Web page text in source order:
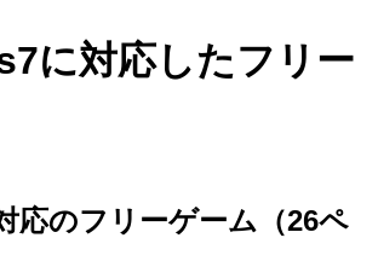
に対応したフリー
応のフリーゲーム（26ペ